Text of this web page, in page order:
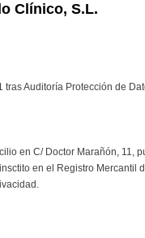
Clínico, S.L.
tras Auditoría Protección de
en C/ Doctor Marañón, 11,
en el Registro Mercantil